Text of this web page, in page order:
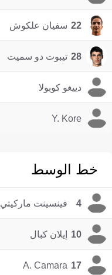
22 سفيان علكوش
28 تيبوت دو سميت
دييغو كوبولا
Y. Kore
خط الوسط
4 فينسينت ماركيتي
10 إيلان كبال
17
A. Camara